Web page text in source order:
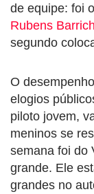
de equipe: foi
Rubens
segundo
O
elogios
piloto jovem,
meninos se
semana foi do
grande. Ele
grandes no